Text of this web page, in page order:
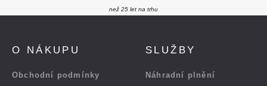
než 25 let na trhu
O NÁKUPU
Obchodní podmínky
SLUŽBY
Náhradní plnění